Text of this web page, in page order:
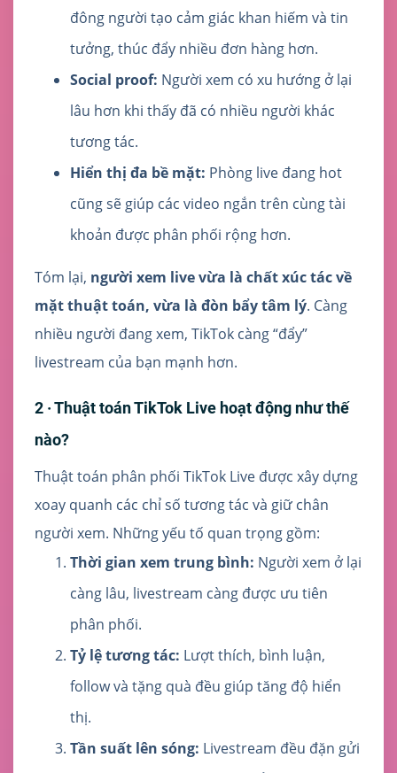
đông người tạo cảm giác khan hiếm và tin
tưởng, thúc đẩy nhiều đơn hàng hơn.
Social proof: Người xem có xu hướng ở lại
lâu hơn khi thấy đã có nhiều người khác
tương tác.
Hiển thị đa bề mặt: Phòng live đang hot
cũng sẽ giúp các video ngắn trên cùng tài
khoản được phân phối rộng hơn.
Tóm lại, người xem live vừa là chất xúc tác về
mặt thuật toán, vừa là đòn bẩy tâm lý. Càng
nhiều người đang xem, TikTok càng “đẩy”
livestream của bạn mạnh hơn.
2 · Thuật toán TikTok Live hoạt động như thế
nào?
Thuật toán phân phối TikTok Live được xây dựng
xoay quanh các chỉ số tương tác và giữ chân
người xem. Những yếu tố quan trọng gồm:
Thời gian xem trung bình: Người xem ở lại
càng lâu, livestream càng được ưu tiên
phân phối.
Tỷ lệ tương tác: Lượt thích, bình luận,
follow và tặng quà đều giúp tăng độ hiển
thị.
Tần suất lên sóng: Livestream đều đặn gửi